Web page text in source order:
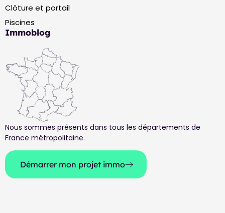
Clôture et portail
Piscines
Immoblog
Nous sommes présents dans tous les départements de
France métropolitaine.
Démarrer mon projet immo